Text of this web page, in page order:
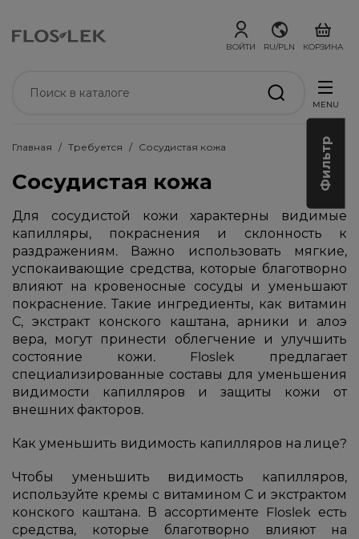
ВОЙТИ RU/PLN КОРЗИНА
MENU
Главная Требуется Сосудистая кожа
Сосудистая кожа
Для сосудистой кожи характерны видимые
капилляры, покраснения и склонность к
раздражениям. Важно использовать мягкие,
успокаивающие средства, которые благотворно
влияют на кровеносные сосуды и уменьшают
покраснение. Такие ингредиенты, как витамин
С, экстракт конского каштана, арники и алоэ
вера, могут принести облегчение и улучшить
состояние кожи. Floslek предлагает
специализированные составы для уменьшения
видимости капилляров и защиты кожи от
внешних факторов.
Как уменьшить видимость капилляров на лице?
Чтобы уменьшить видимость капилляров,
используйте кремы с витамином С и экстрактом
конского каштана. В ассортименте Floslek есть
средства, которые благотворно влияют на
Фильтр